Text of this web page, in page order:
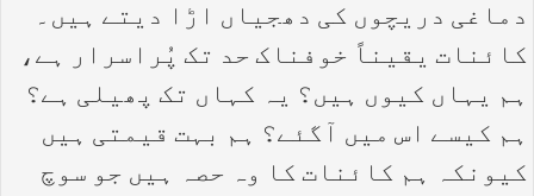
دماغی دریچوں کی دھجیاں اڑا دیتے ہیں۔
کائنات یقیناً خوفناک حد تک پُراسرار ہے،
ہم یہاں کیوں ہیں؟ یہ کہاں تک پھیلی ہے؟
ہم کیسے اس میں آگئے؟ ہم بہت قیمتی ہیں
کیونکہ ہم کائنات کا وہ حصہ ہیں جو سوچ